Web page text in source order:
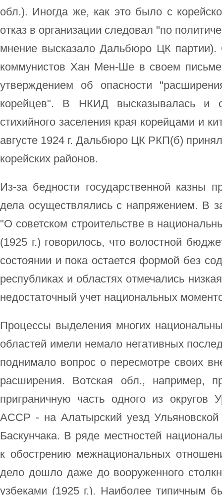
обл.). Иногда же, как это было с
отказ в организации следовал "по
мнение высказало Дальбюро ЦК партии).
коммунистов Хан Мен-Ше в своем
утверждением об опасности
корейцев". В НКИД высказывалась и
стихийного заселения края корейцами и
августе 1924 г. Дальбюро ЦК РКП(б)
корейских районов.
Из-за бедности государственной казны
дела осуществлялись с напряжением. В
"О советском строительстве в
(1925 г.) говорилось, что волостной
состоянии и пока остается формой без
республиках и областях отмечались
недостаточный учет национальных
Процессы выделения многих
областей имели немало негативных
поднимало вопрос о пересмотре своих
расширения. Вотская обл., например,
приграничную часть одного из округов
АССР - на Алатырский уезд
Баскунчака. В ряде местностей
к обострению межнациональных
дело дошло даже до вооруженного
узбеками (1925 г.). Наиболее типичным